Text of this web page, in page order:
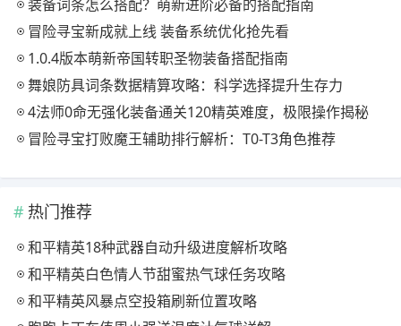
装备词条怎么搭配？萌新进阶必备的搭配指南
冒险寻宝新成就上线 装备系统优化抢先看
1.0.4版本萌新帝国转职圣物装备搭配指南
舞娘防具词条数据精算攻略：科学选择提升生存力
4法师0命无强化装备通关120精英难度，极限操作揭秘
冒险寻宝打败魔王辅助排行解析：T0-T3角色推荐
热门推荐
和平精英18种武器自动升级进度解析攻略
和平精英白色情人节甜蜜热气球任务攻略
和平精英风暴点空投箱刷新位置攻略